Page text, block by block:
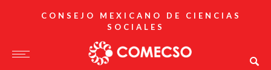
CONSEJO MEXICANO DE CIENCIAS
SOCIALES